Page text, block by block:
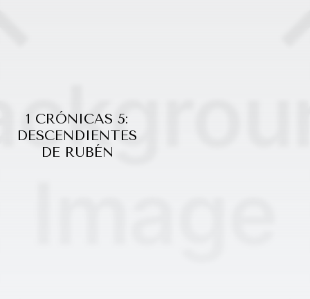
1 CRÓNICAS 5:
DESCENDIENTES
DE RUBÉN